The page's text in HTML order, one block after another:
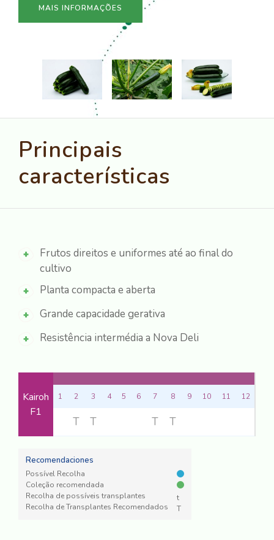
MAIS INFORMAÇÕES
Principais
características
Frutos direitos e uniformes até ao final do
cultivo
Planta compacta e aberta
Grande capacidade gerativa
Resistência intermédia a Nova Deli
Kairoh
F1
1 2 3 4 5 6 7 8 9 10 11 12
T T T T
Recomendaciones
Possível Recolha
Coleção recomendada
Recolha de possíveis transplantes
t
Recolha de Transplantes Recomendados
T